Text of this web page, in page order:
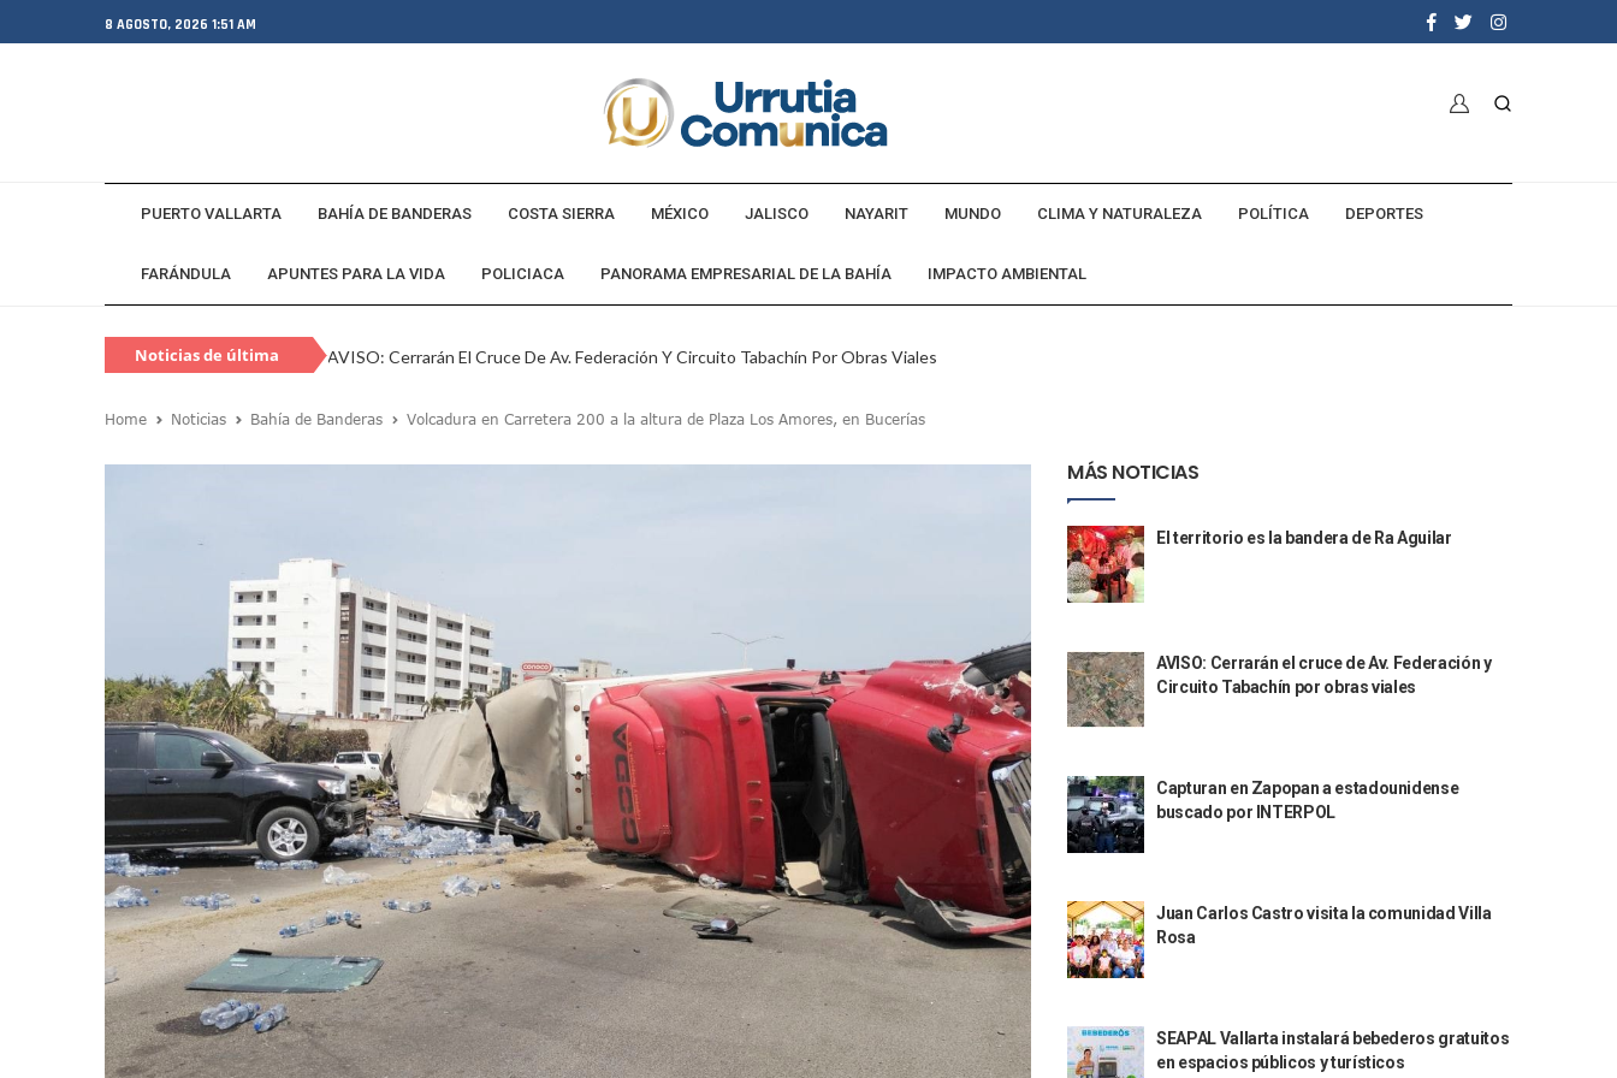
8 AGOSTO, 2026 1:51 AM
PUERTO VALLARTA BAHÍA DE BANDERAS COSTA SIERRA MÉXICO JALISCO NAYARIT MUNDO CLIMA Y NATURALEZA POLÍTICA DEPORTES
FARÁNDULA APUNTES PARA LA VIDA POLICIACA PANORAMA EMPRESARIAL DE LA BAHÍA IMPACTO AMBIENTAL
Noticias de última
AVISO: Cerrarán El Cruce De Av. Federación Y Circuito Tabachín Por Obras Viales
Juan Carlos Castro Visita La Comunidad Villa Rosa
Eclipse Solar 2026: ¿En Qué Países Será Visible Este Fenómeno?
Habitante Pide Proteger A Los “cajos” Durante Su Cruce Por Vialidades De Nuevo Nayarit
Coparmex Vallarta Reporta Caída En Ocupación Hotelera En Mayo, Junio Y Julio
Violeta Y Melissa Desaparecen Tras Viajar A Puerto Vallarta Por Una Oferta De Trabajo
Juan Calderón Pide Oración Para Puerto Vallarta Ante La Virgen De Guadalupe
Jalisco Se Integra A Estrategia Nacional Para Sembrar 6.6 Millones De Árboles
Frustran Presunto Secuestro Virtual De Un Menor De 13 Años En Puerto Vallarta
Infecciones Respiratorias Encabezan Las Principales Causas De Enfermedad En Jalisco
SIOP Moderniza La Casa De La Cultura En Mascota Con Nuevo Auditorio
Van Por La Reorganización De Los Archivos Municipales En Puerto Vallarta
Estados Unidos Endurece Su Combate Al CJNG Con Nuevos Cargos Y Objetivos Prioritarios
Buscan A Wilber Armando Colmenares Márquez, Desaparecido En Puerto Vallarta
Melissa Madero Exige Aclarar Sustento Legal De Las Descargas Residuales Al Mar
Washington Enfrenta Una Emergencia Ambiental Por Incendios Históricos
Avanza Plan Para Construir Estadio De Tritones Vallarta; Será Financiado Por Privados
Nuevas Concesiones De Taxis En Puerto Vallarta, ¿para Quiénes Aplica Y Cómo Tramitarlas?
Home Noticias Bahía de Banderas Volcadura en Carretera 200 a la altura de Plaza Los Amores, en Bucerías
MÁS NOTICIAS
El territorio es la bandera de Ra Aguilar
AVISO: Cerrarán el cruce de Av. Federación y
Circuito Tabachín por obras viales
Capturan en Zapopan a estadounidense
buscado por INTERPOL
Juan Carlos Castro visita la comunidad Villa
Rosa
SEAPAL Vallarta instalará bebederos gratuitos
en espacios públicos y turísticos